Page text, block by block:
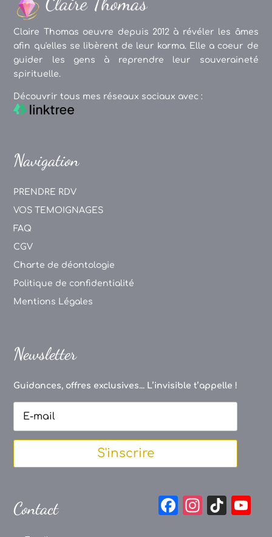
Claire Thomas oeuvre depuis 2012 à révéler les âmes
afin qu'elles se libèrent de leur karma. Elle a coeur de
guider les gens à reprendre leur souveraineté
spirituelle.
Découvrir tous mes réseaux sociaux avec :
Navigation
PRENDRE RDV
VOS TEMOIGNAGES
FAQ
CGV
Charte de déontologie
Politique de confidentialité
Mentions Légales
Newsletter
Guidances, offres exclusives... L’invisible t’appelle !
S'inscrire
Contact
F
In
Ti